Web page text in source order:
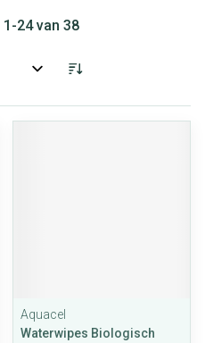
1 -24van 38
Aquacel
Waterwipes Biologisch